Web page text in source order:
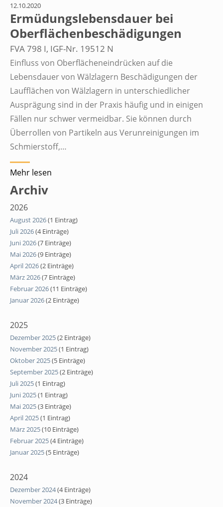
12.10.2020
Ermüdungslebensdauer bei
Oberflächenbeschädigungen
FVA 798 I, IGF-Nr. 19512 N
Einfluss von Oberflächeneindrücken auf die
Lebensdauer von Wälzlagern Beschädigungen der
Laufflächen von Wälzlagern in unterschiedlicher
Ausprägung sind in der Praxis häufig und in einigen
Fällen nur schwer vermeidbar. Sie können durch
Überrollen von Partikeln aus Verunreinigungen im
Schmierstoff,…
Mehr lesen
Archiv
2026
August 2026(1 Eintrag)
Juli 2026(4 Einträge)
Juni 2026(7 Einträge)
Mai 2026(9 Einträge)
April 2026(2 Einträge)
März 2026(7 Einträge)
Februar 2026(11 Einträge)
Januar 2026(2 Einträge)
2025
Dezember 2025(2 Einträge)
November 2025(1 Eintrag)
Oktober 2025(5 Einträge)
September 2025(2 Einträge)
Juli 2025(1 Eintrag)
Juni 2025(1 Eintrag)
Mai 2025(3 Einträge)
April 2025(1 Eintrag)
März 2025(10 Einträge)
Februar 2025(4 Einträge)
Januar 2025(5 Einträge)
2024
Dezember 2024(4 Einträge)
November 2024(3 Einträge)